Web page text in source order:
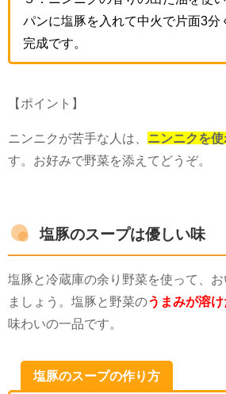
パンに塩豚を入れて中火で片面3分
完成です。
【ポイント】
ニンニクが苦手な人は、 ニンニクを
す。お好みで野菜を添えてどうぞ。
塩豚のスープは優しい味
塩豚と冷蔵庫の余り野菜を使って、
ましょう。塩豚と野菜のうまみが溶
味わいの一品です。
塩豚のスープの作り方